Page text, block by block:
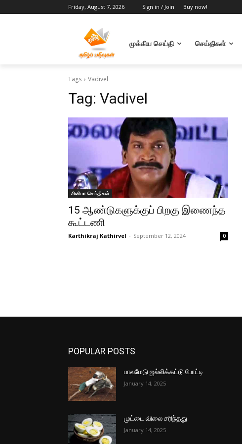
Friday, August 7, 2026 Sign in / Join Buy now!
முக்கிய செய்தி செய்திகள்
Tags Vadivel
Tag: Vadivel
சினிமா செய்திகள்
15 ஆண்டுகளுக்குப் பிறகு இணைந்த
கூட்டணி
Karthikraj Kathirvel - September 12, 2024 0
POPULAR POSTS
பாலமேடு ஜல்லிக்கட்டு போட்டி
January 14, 2025
முட்டை விலை சரிந்தது
January 14, 2025